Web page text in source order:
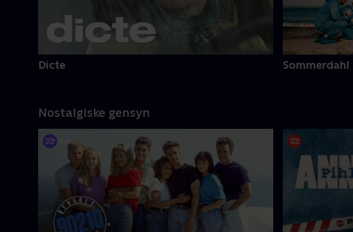
Dicte Sommerdahl
Nostalgiske gensyn